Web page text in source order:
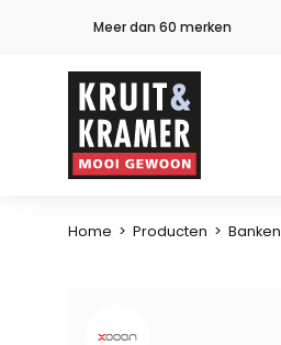
Meer dan 60 merken
Home > Producten > Banken